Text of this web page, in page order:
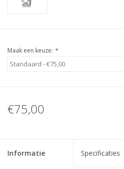
Maak een keuze: *
€75,00
Informatie Specificaties